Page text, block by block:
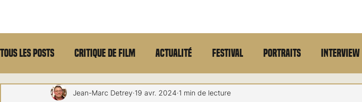
Tous les posts Critique de film Actualité Festival Portraits Interview
Max Borg Laurent Scherlen Memento En bref
Jean-Marc Detrey 19 avr. 2024 1 min de lecture